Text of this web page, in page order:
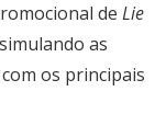
de Lie
as
os principais